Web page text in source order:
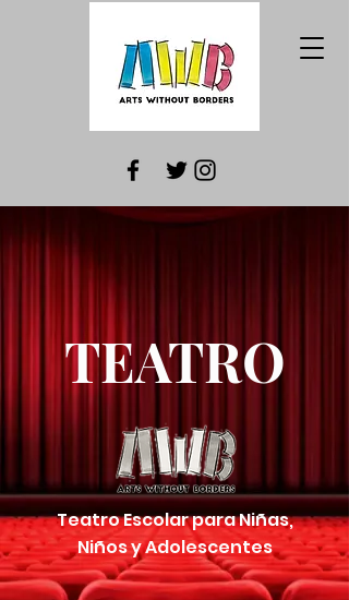
TEATRO
Teatro Escolar para Niñas,
Niños y Adolescentes